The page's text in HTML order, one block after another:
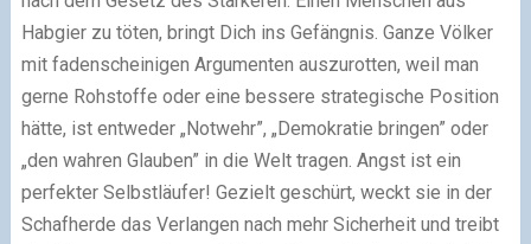
Habgier zu töten, bringt Dich ins Gefängnis. Ganze Völker
mit fadenscheinigen Argumenten auszurotten, weil man
gerne Rohstoffe oder eine bessere strategische Position
hätte, ist entweder „Notwehr”, „Demokratie bringen” oder
„den wahren Glauben” in die Welt tragen. Angst ist ein
perfekter Selbstläufer! Gezielt geschürt, weckt sie in der
Schafherde das Verlangen nach mehr Sicherheit und treibt